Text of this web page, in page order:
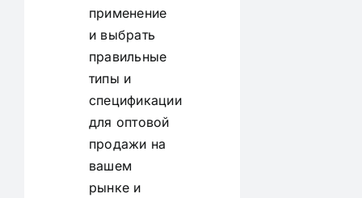
применение
и выбрать
правильные
типы и
спецификации
для оптовой
продажи на
вашем
рынке и